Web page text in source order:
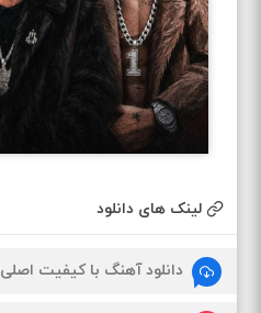
لینک های دانلود
دانلود آهنگ با کیفیت اصلی